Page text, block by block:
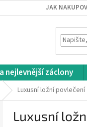
JAK
nejlevnější záclony
Luxusní ložní povlečení
Luxusní